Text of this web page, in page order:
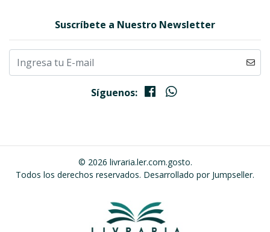
Suscríbete a Nuestro Newsletter
Síguenos:
© 2026 livraria.ler.com.gosto.
Todos los derechos reservados. Desarrollado por Jumpseller.